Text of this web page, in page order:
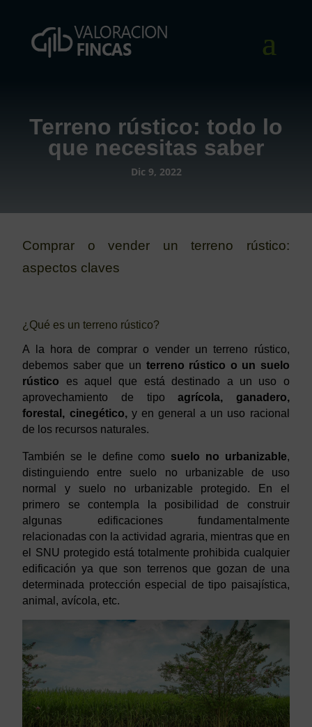
Terreno rústico: todo lo
que necesitas saber
Dic 9, 2022
Comprar o vender un terreno rústico:
aspectos claves
¿Qué es un terreno rústico?
A la hora de comprar o vender un terreno rústico,
debemos saber que un terreno rústico o un suelo
rústico es aquel que está destinado a un uso o
aprovechamiento de tipoagrícola, ganadero,
forestal, cinegético,y en general a un uso racional
de los recursos naturales.
También se le define como suelo no urbanizable,
distinguiendo entre suelo no urbanizable de uso
normal y suelo no urbanizable protegido. En el
primero se contempla la posibilidad de construir
algunas edificaciones fundamentalmente
relacionadas con la actividad agraria, mientras que en
el SNU protegido está totalmente prohibida cualquier
edificación ya que son terrenos que gozan de una
determinada protección especial de tipo paisajística,
animal, avícola, etc.